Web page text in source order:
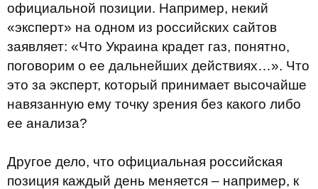
официальной позиции. Например, некий
«эксперт» на одном из российских сайтов
заявляет: «Что Украина крадет газ, понятно,
поговорим о ее дальнейших действиях…». Что
это за эксперт, который принимает высочайше
навязанную ему точку зрения без какого либо
ее анализа?
Другое дело, что официальная российская
позиция каждый день меняется – например, к